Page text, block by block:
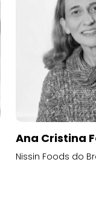
Ana Cristina
Nissin Foods do